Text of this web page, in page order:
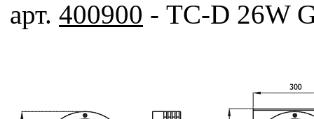
арт. 400900 - TC-D 26W